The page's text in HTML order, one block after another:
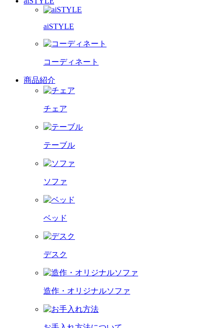
aiSTYLE
コーディネート
商品紹介
チェア
テーブル
ソファ
ベッド
デスク
造作・オリジナルソファ